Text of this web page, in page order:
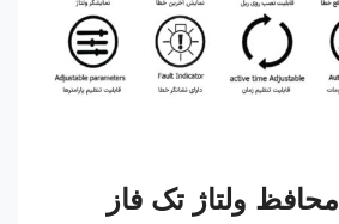
ولتاژ تک فاز